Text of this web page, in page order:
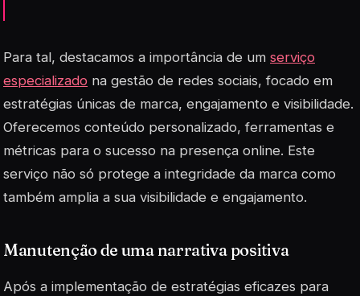
Para tal, destacamos a importância de um serviço
especializado na gestão de redes sociais, focado em
estratégias únicas de marca, engajamento e visibilidade.
Oferecemos conteúdo personalizado, ferramentas e
métricas para o sucesso na presença online. Este
serviço não só protege a integridade da marca como
também amplia a sua visibilidade e engajamento.
Manutenção de uma narrativa positiva
Após a implementação de estratégias eficazes para